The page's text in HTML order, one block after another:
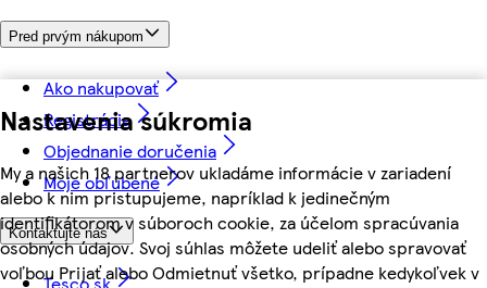
Nastavenia súkromia
My a našich 18 partnerov ukladáme informácie v zariadení
alebo k nim pristupujeme, napríklad k jedinečným
identifikátorom v súboroch cookie, za účelom spracúvania
osobných údajov. Svoj súhlas môžete udeliť alebo spravovať
voľbou Prijať alebo Odmietnuť všetko, prípadne kedykoľvek v
Pred prvým nákupom
Ako nakupovať
Registrácia
Objednanie doručenia
Moje obľúbené
Kontaktujte nás